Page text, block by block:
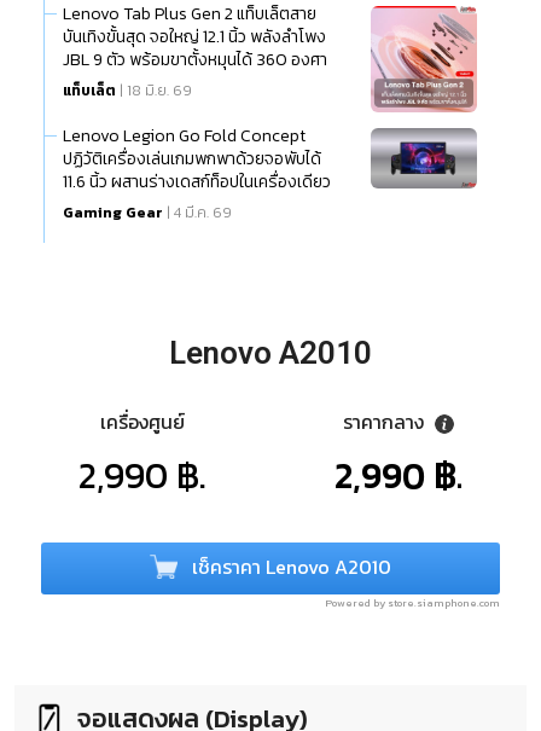
Lenovo Tab Plus Gen 2 แท็บเล็ตสาย
บันเทิงขั้นสุด จอใหญ่ 12.1 นิ้ว พลังลำโพง
JBL 9 ตัว พร้อมขาตั้งหมุนได้ 360 องศา
แท็บเล็ต | 18 มิ.ย. 69
Lenovo Legion Go Fold Concept
ปฏิวัติเครื่องเล่นเกมพกพาด้วยจอพับได้
11.6 นิ้ว ผสานร่างเดสก์ท็อปในเครื่องเดียว
Gaming Gear | 4 มี.ค. 69
Lenovo A2010
เครื่องศูนย์
2,990 ฿.
ราคากลาง
2,990 ฿.
เช็คราคา Lenovo A2010
Powered by store.siamphone.com
จอแสดงผล (Display)